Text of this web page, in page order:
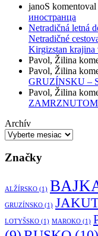
janoS komentoval
иностранца
Netradičná letná
Netradičné
Kirgizstan krajina
Pavol, Žilina
Pavol, Žilina
GRUZÍNSKU –
Pavol, Žilina
Archív
Značky
ALŽÍRSKO (1)
GRUZÍNSKO (1)
LOTYŠSKO (1) MAROKO (1)